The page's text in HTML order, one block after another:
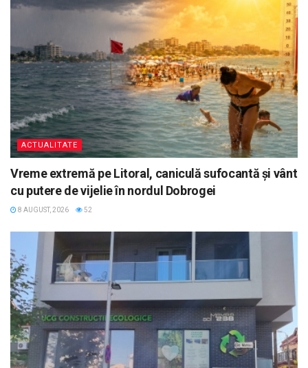
ACTUALITATE
Vreme extremă pe Litoral, caniculă sufocantă și vânt
cu putere de vijelie în nordul Dobrogei
8 AUGUST, 2026 52